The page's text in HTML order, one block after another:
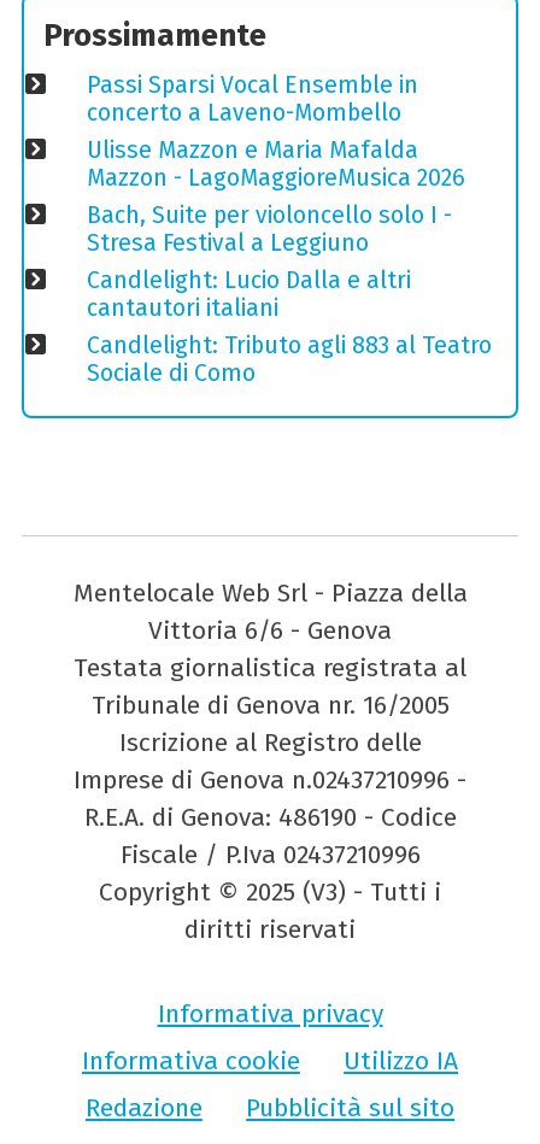
Prossimamente
Passi Sparsi Vocal Ensemble in
concerto a Laveno-Mombello
Ulisse Mazzon e Maria Mafalda
Mazzon - LagoMaggioreMusica 2026
Bach, Suite per violoncello solo I -
Stresa Festival a Leggiuno
Candlelight: Lucio Dalla e altri
cantautori italiani
Candlelight: Tributo agli 883 al Teatro
Sociale di Como
Mentelocale Web Srl - Piazza della
Vittoria 6/6 - Genova
Testata giornalistica registrata al
Tribunale di Genova nr. 16/2005
Iscrizione al Registro delle
Imprese di Genova n.02437210996 -
R.E.A. di Genova: 486190 - Codice
Fiscale / P.Iva 02437210996
Copyright © 2025 (V3) - Tutti i
diritti riservati
Informativa privacy
Informativa cookie
Utilizzo IA
Redazione
Pubblicità sul sito